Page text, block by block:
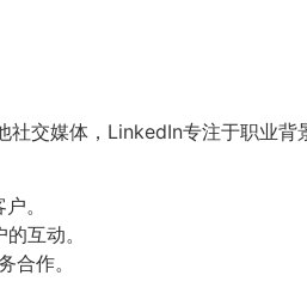
交媒体，LinkedIn专注于职业背
。
互动。
合作。